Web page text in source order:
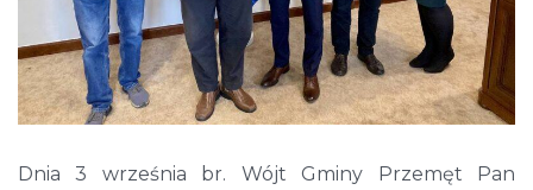
Dnia 3 września br. Wójt Gminy Przemęt Pan